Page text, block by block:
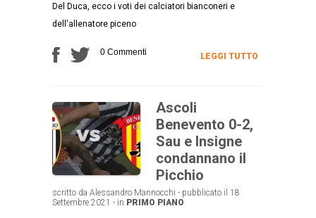
Del Duca, ecco i voti dei calciatori bianconeri e
dell'allenatore piceno
0 Commenti LEGGI TUTTO
Ascoli
Benevento 0-2,
Sau e Insigne
condannano il
Picchio
scritto da Alessandro Mannocchi - pubblicato il 18
Settembre 2021 - in PRIMO PIANO